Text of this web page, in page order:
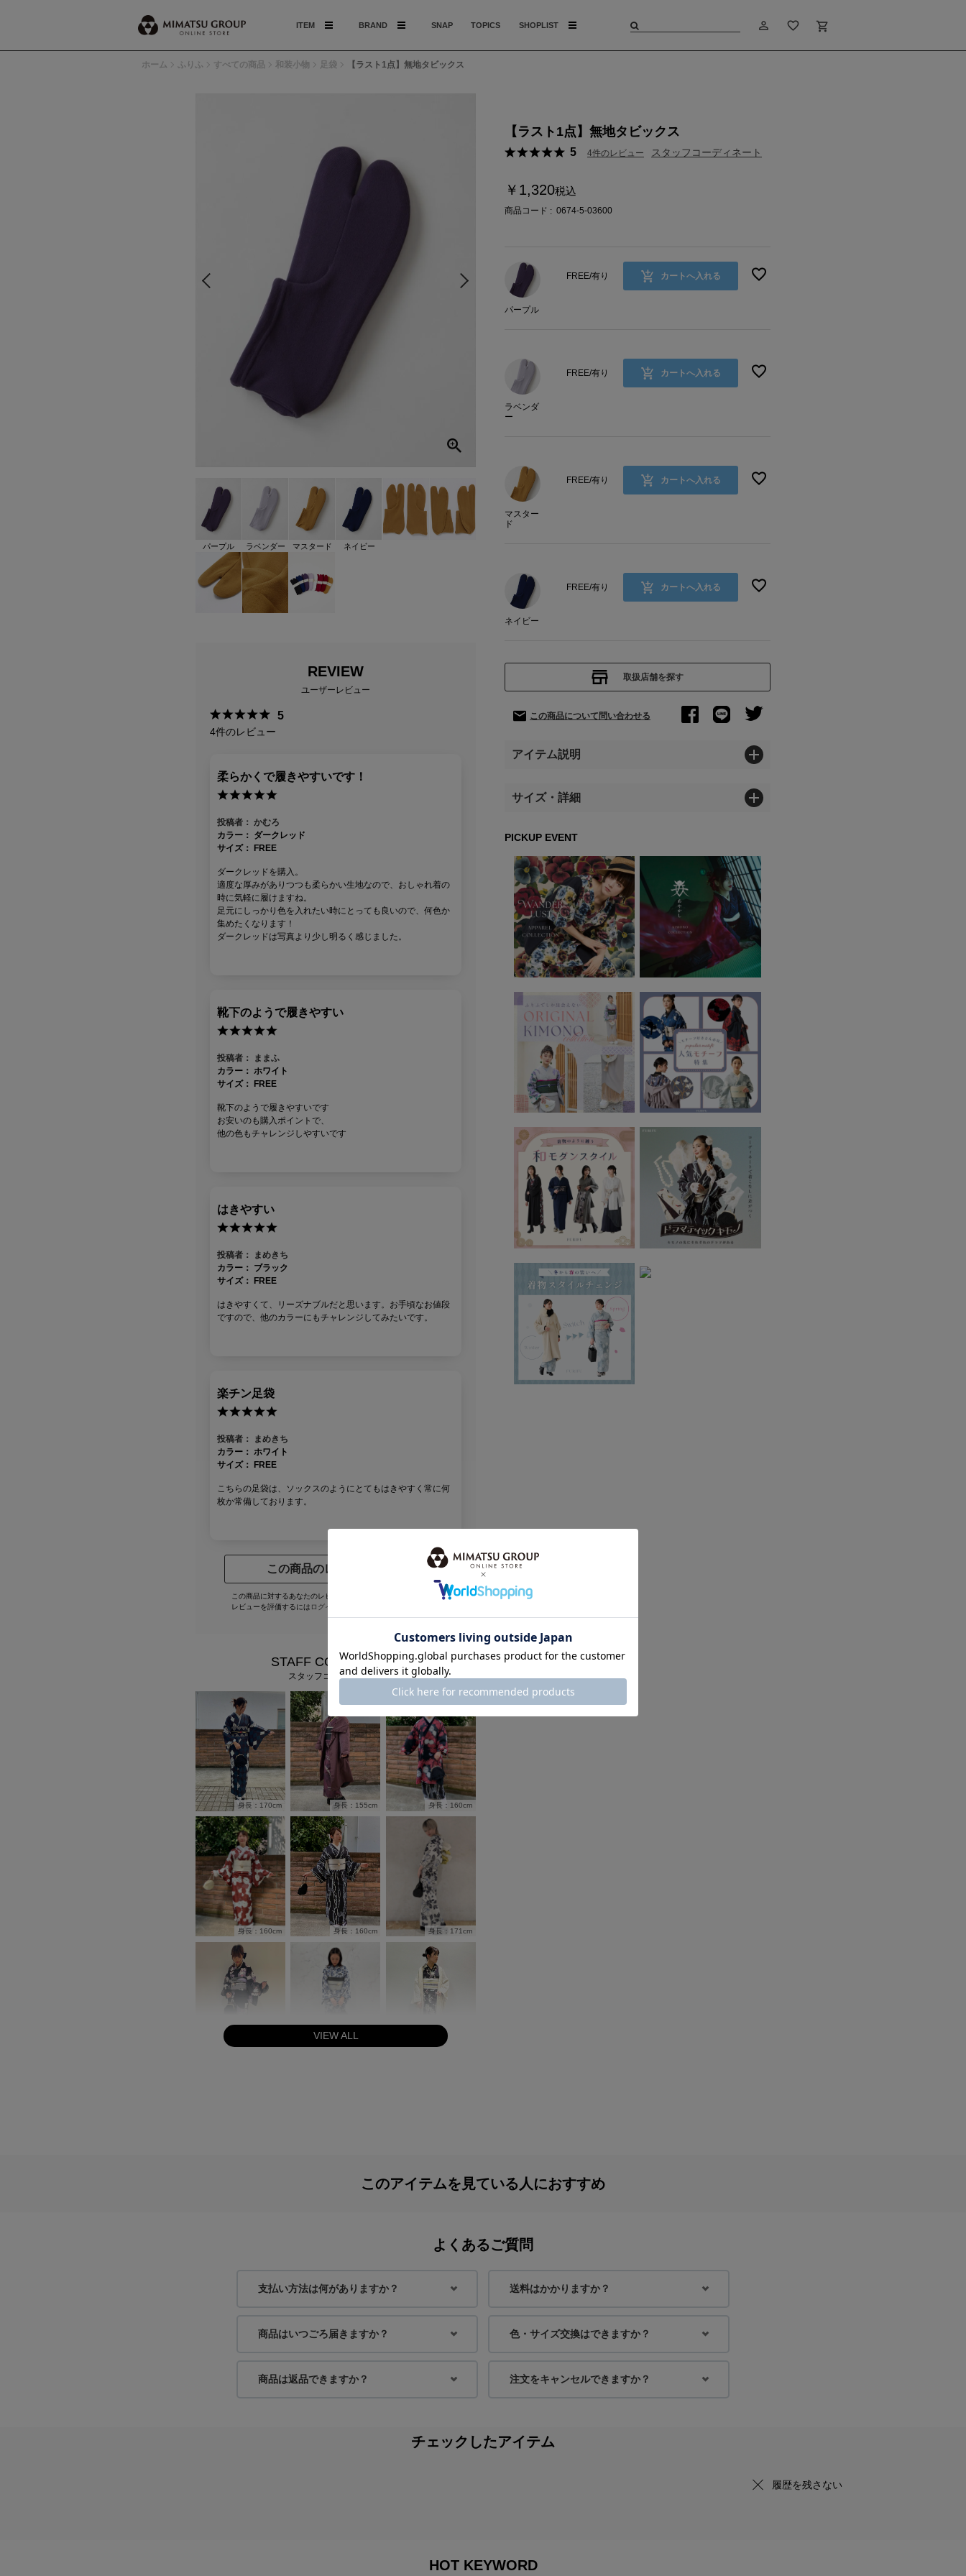
ITEM BRAND SNAP TOPICS SHOPLIST person_outline favorite_border shopping_cart
ホーム ふりふ すべての商品 和装小物 足袋 【ラスト1点】無地タビックス
パープル ラベンダー マスタード ネイビー
REVIEW
ユーザーレビュー
5
4件のレビュー
柔らかくで履きやすいです！
投稿者： かむろ
カラー：
ダークレッド
サイズ：
FREE
ダークレッドを購入。
適度な厚みがありつつも柔らかい生地なので、おしゃれ着の
時に気軽に履けますね。
足元にしっかり色を入れたい時にとっても良いので、何色か
集めたくなります！
ダークレッドは写真より少し明るく感じました。
靴下のようで履きやすい
投稿者：
ままふ
カラー： ホワイト
サイズ：
FREE
靴下のようで履きやすいです
お安いのも購入ポイントで、
他の色もチャレンジしやすいです
はきやすい
投稿者：
まめきち
カラー：
ブラック
サイズ：
FREE
はきやすくて、リーズナブルだと思います。お手頃なお値段
ですので、他のカラーにもチャレンジしてみたいです。
楽チン足袋
投稿者：
まめきち
カラー： ホワイト
サイズ：
FREE
こちらの足袋は、ソックスのようにとてもはきやすく常に何
枚か常備しております。
この商品のレビューを書く
この商品に対するあなたのレビューを投稿することができます。
レビューを評価するには ログイン
STAFF COORDINATE
スタッフコーディネート
身長：170cm 身長：155cm 身長：160cm
身長：160cm 身長：160cm 身長：171cm
身長：160cm 身長：168cm
VIEW ALL
【ラスト1点】無地タビックス
5 4件のレビュー スタッフコーディネート
￥1,320税込
商品コード 0674-5-03600
パープル
FREE/有り カートへ入れる
ラベンダ
ー
FREE/有り カートへ入れる
マスター
ド
FREE/有り カートへ入れる
ネイビー
FREE/有り カートへ入れる
取扱店舗を探す
この商品について問い合わせる
アイテム説明
サイズ・詳細
PICKUP EVENT
このアイテムを見ている人におすすめ
よくあるご質問
支払い方法は何がありますか？ 送料はかかりますか？
商品はいつごろ届きますか？ 色・サイズ交換はできますか？
商品は返品できますか？ 注文をキャンセルできますか？
チェックしたアイテム
履歴を残さない
HOT KEYWORD